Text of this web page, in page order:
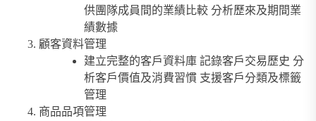
供團隊成員間的業績比較 分析歷來及期間業
績數據
顧客資料管理
建立完整的客戶資料庫 記錄客戶交易歷史 分
析客戶價值及消費習慣 支援客戶分類及標籤
管理
商品品項管理